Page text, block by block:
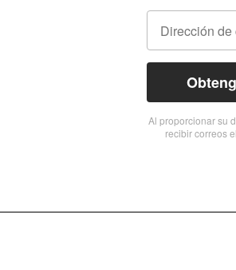
Al proporcionar su
recibir correos